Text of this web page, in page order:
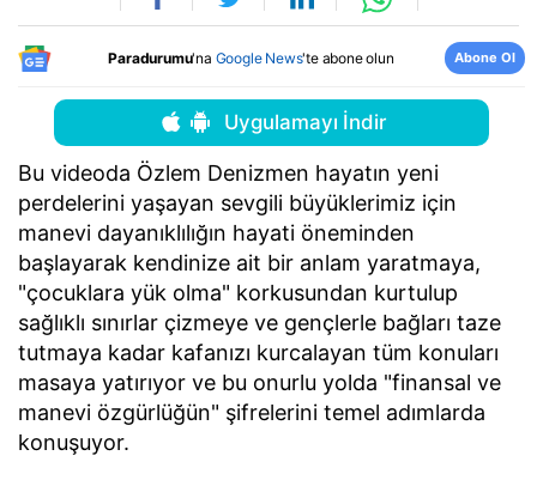
Paradurumu'na Google News'te abone olun Abone Ol
Uygulamayı İndir
Bu videoda Özlem Denizmen hayatın yeni
perdelerini yaşayan sevgili büyüklerimiz için
manevi dayanıklılığın hayati öneminden
başlayarak kendinize ait bir anlam yaratmaya,
"çocuklara yük olma" korkusundan kurtulup
sağlıklı sınırlar çizmeye ve gençlerle bağları taze
tutmaya kadar kafanızı kurcalayan tüm konuları
masaya yatırıyor ve bu onurlu yolda "finansal ve
manevi özgürlüğün" şifrelerini temel adımlarda
konuşuyor.